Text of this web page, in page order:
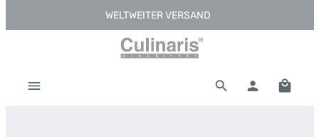
Zum Hauptinhalt springenWELTWEITER VERSAND